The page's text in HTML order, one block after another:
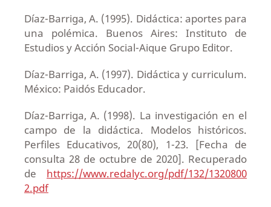
Díaz-Barriga, A. (1995). Didáctica: aportes para
una polémica. Buenos Aires: Instituto de
Estudios y Acción Social-Aique Grupo Editor.
Díaz-Barriga, A. (1997). Didáctica y curriculum.
México: Paidós Educador.
Díaz-Barriga, A. (1998). La investigación en el
campo de la didáctica. Modelos históricos.
Perfiles Educativos, 20(80), 1-23. [Fecha de
consulta 28 de octubre de 2020]. Recuperado
de https://www.redalyc.org/pdf/132/1320800
2.pdf